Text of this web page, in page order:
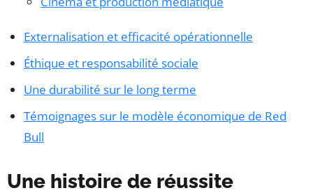
Externalisation et efficacité opérationnelle
Éthique et responsabilité sociale
Une durabilité sur le long terme
Témoignages sur le modèle économique de Red
Bull
Une histoire de réussite